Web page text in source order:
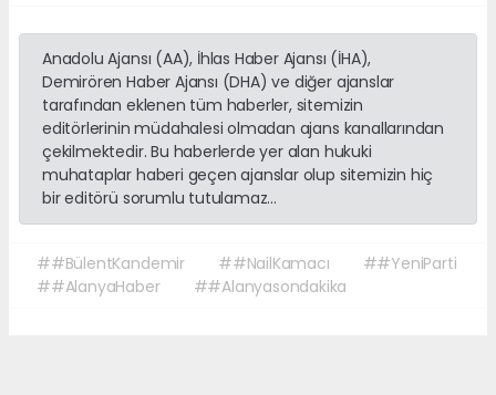
Anadolu Ajansı (AA), İhlas Haber Ajansı (İHA),
Demirören Haber Ajansı (DHA) ve diğer ajanslar
tarafından eklenen tüm haberler, sitemizin
editörlerinin müdahalesi olmadan ajans kanallarından
çekilmektedir. Bu haberlerde yer alan hukuki
muhataplar haberi geçen ajanslar olup sitemizin hiç
bir editörü sorumlu tutulamaz...
##BülentKandemir ##NailKamacı
##YeniParti
##AlanyaHaber
##Alanyasondakika